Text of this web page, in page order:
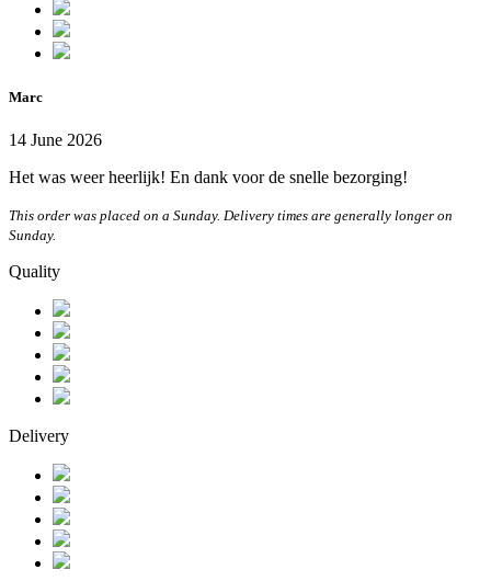
Marc
14 June 2026
Het was weer heerlijk! En dank voor de snelle bezorging!
This order was placed on a Sunday. Delivery times are generally longer on
Sunday.
Quality
Delivery